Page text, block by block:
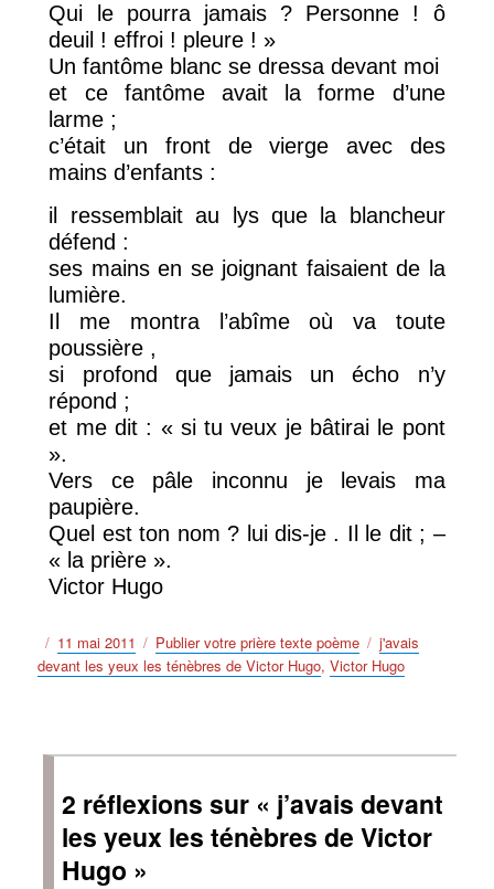
Qui le pourra jamais ? Personne ! ô
deuil ! effroi ! pleure ! »
Un fantôme blanc se dressa devant moi
et ce fantôme avait la forme d’une
larme ;
c’était un front de vierge avec des
mains d’enfants :
il ressemblait au lys que la blancheur
défend :
ses mains en se joignant faisaient de la
lumière.
Il me montra l’abîme où va toute
poussière ,
si profond que jamais un écho n’y
répond ;
et me dit : « si tu veux je bâtirai le pont
».
Vers ce pâle inconnu je levais ma
paupière.
Quel est ton nom ? lui dis-je . Il le dit ; –
« la prière ».
Victor Hugo
Publié
le
11 mai 2011 Catégories
Publier votre prière texte poème Étiquettes
j'avais
devant les yeux les ténèbres de Victor Hugo,Victor Hugo
2 réflexions sur « j’avais devant
les yeux les ténèbres de Victor
Hugo »